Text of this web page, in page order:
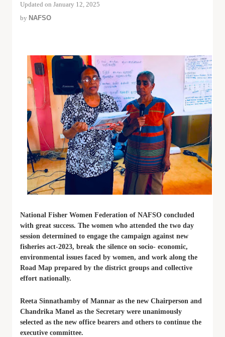
Updated on January 12, 2025
by NAFSO
National Fisher Women Federation of NAFSO concluded
with great success. The women who attended the two day
session determined to engage the campaign against new
fisheries act-2023, break the silence on socio- economic,
environmental issues faced by women, and work along the
Road Map prepared by the district groups and collective
effort nationally.
Reeta Sinnathamby of Mannar as the new Chairperson and
Chandrika Manel as the Secretary were unanimously
selected as the new office bearers and others to continue the
executive committee.